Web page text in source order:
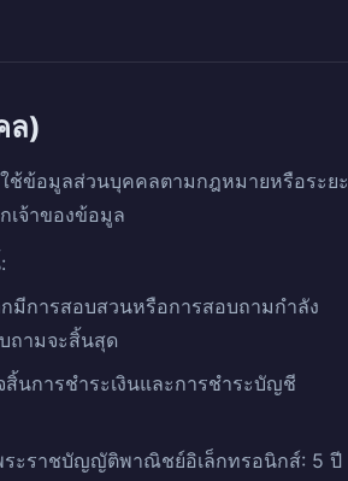
ล)
ช้ข้อมูลส่วนบุคคลตามกฎหมายหรือระยะ
เจ้าของข้อมูล
มีการสอบสวนหรือการสอบถามกำลัง
ถามจะสิ้นสุด
นการชำระเงินและการชำระบัญชี
ะราชบัญญัติพาณิชย์อิเล็กทรอนิกส์: 5 ปี